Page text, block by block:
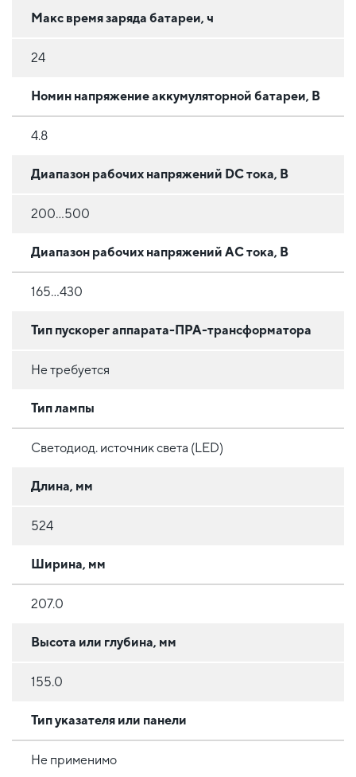
Макс время заряда батареи, ч
24
Номин напряжение аккумуляторной батареи, В
4.8
Диапазон рабочих напряжений DC тока, В
200...500
Диапазон рабочих напряжений AC тока, В
165...430
Тип пускорег аппарата-ПРА-трансформатора
Не требуется
Тип лампы
Светодиод. источник света (LED)
Длина, мм
524
Ширина, мм
207.0
Высота или глубина, мм
155.0
Тип указателя или панели
Не применимо